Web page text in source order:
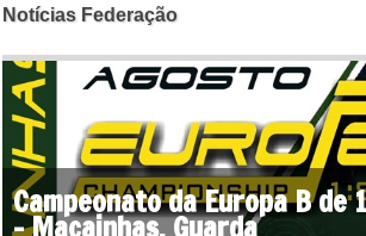
Notícias Federação
Campeonato da Europa B de
- Maçainhas, Guarda